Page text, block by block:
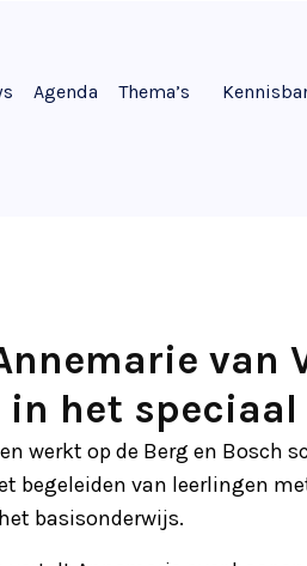
Agenda Thema’s
van
in het
werkt op de Berg en Bosch
begeleiden van leerlingen
basisonderwijs.